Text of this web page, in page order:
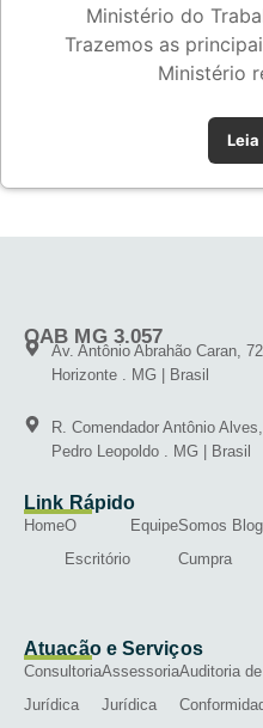
Ministério do
Trazemos as
Ministério
Leia
OAB MG 3.057
Av. Antônio Abrahão Caran,
Horizonte . MG | Brasil
R. Comendador Antônio
Pedro Leopoldo . MG | Brasil
Link Rápido
HomeO
Escritório
EquipeSomos
Cumpra
Blog
Atuação e Serviços
Consultoria
Jurídica
Assessoria
Jurídica
Auditoria de